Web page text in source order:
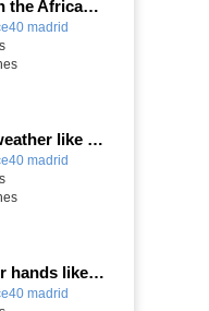
Adventure in the African Savannah
madrid
What’s the weather like today?
madrid
We wash our hands like robots
madrid